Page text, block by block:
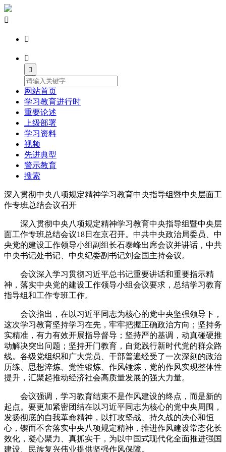




网站首页
学习教育进行时
重要论述
上级部署
学习资料
视频
先进典型
警示教育
搜索
深入贯彻中央八项规定精神学习教育中央指导组暨中央层面工
作专班总结会议召开
深入贯彻中央八项规定精神学习教育中央指导组暨中央层
面工作专班总结会议18日在京召开。中共中央政治局委员、中
央党的建设工作领导小组副组长石泰峰出席会议并讲话，中共
中央书记处书记、中央纪委副书记刘金国主持会议。
会议深入学习贯彻习近平总书记重要讲话和重要指示精
神，落实中央党的建设工作领导小组会议要求，总结学习教育
指导组和工作专班工作。
会议指出，在以习近平同志为核心的党中央坚强领导下，
这次学习教育坚持学习在先，牢牢把握正确政治方向；坚持务
实精准，有力有效开展指导督导；坚持严的基调，动真碰硬推
动解决突出问题；坚持开门教育，自觉践行新时代党的群众路
线。各级党组织和广大党员、干部普遍经受了一次深刻的政治
历练、思想淬炼、党性锻炼、作风锤炼，党的作风实现整体性
提升，汇聚起推动经济社会高质量发展的强大力量。
会议强调，学习教育结束不是作风建设的终点，而是新的
起点。要更加紧密团结在以习近平同志为核心的党中央周围，
发扬彻底的自我革命精神，以打攻坚战、持久战的决心和恒
心，锲而不舍落实中央八项规定精神，推进作风建设常态化长
效化，凝心聚力、真抓实干，为以中国式现代化全面推进强国
建设、民族复兴伟业提供坚强作风保障。